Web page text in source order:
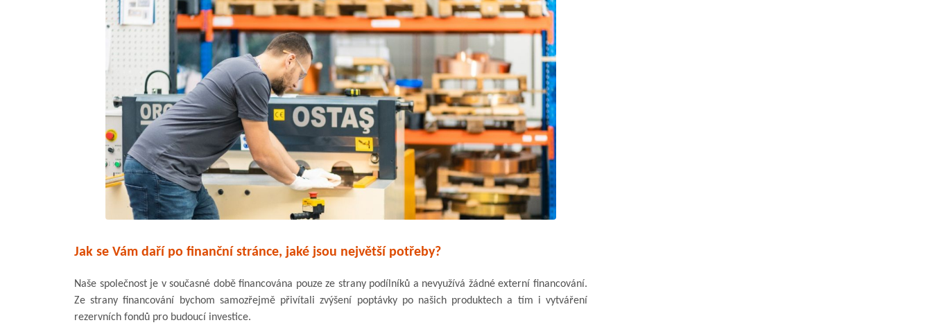
Jak se Vám daří po finanční stránce, jaké jsou největší potřeby?
Naše společnost je v současné době financována pouze ze strany podílníků a nevyužívá žádné externí financování.
Ze strany financování bychom samozřejmě přivítali zvýšení poptávky po našich produktech a tím i vytváření
rezervních fondů pro budoucí investice.